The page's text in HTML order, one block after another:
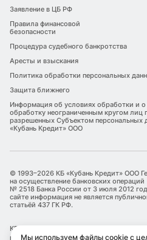
Мы используем файлы cookie с
Заявление в ЦБ РФ
Правила финансовой
безопасности
Процедура судебного банкротства
Аресты и взыскания
Политика обработки персональных
Защита ближнего
Информация об условиях обработки и
обработку неограниченным кругом лиц
разрешенных Субъектом персональных
«Кубань Кредит» ООО
© 1993–2026 КБ «Кубань Кредит» ООО
на осуществление банковских операций
№ 2518 Банка России от 3 июля 2012
сайте информация не является
статьёй 437 ГК РФ.
КБ «Кубань Кредит» ООО является
персональных данных. Информация об